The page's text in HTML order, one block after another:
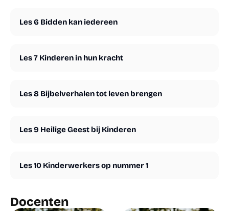
Les 6 Bidden kan iedereen
Les 7 Kinderen in hun kracht
Les 8 Bijbelverhalen tot leven brengen
Les 9 Heilige Geest bij Kinderen
Les 10 Kinderwerkers op nummer 1
Docenten